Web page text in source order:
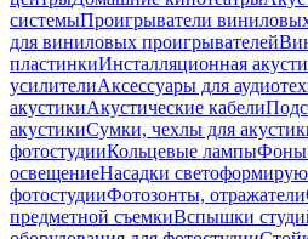
системыПроигрыватели
для виниловых проигрывателей
пластинкиИнсталляционная
усилителиАксессуары для
акустикиАкустические кабели
акустикиСумки, чехлы для
фотостудииКольцевые лампыФоны
освещениеНасадки
фотостудииФотозонты, отражатели
предметной съемкиВспышки